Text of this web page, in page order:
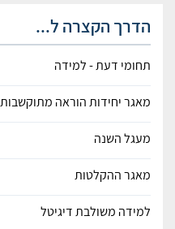
הדרך הקצרה ל...
תחומי דעת - למידה
מאגר יחידות הוראה מתוקשבות
מעגל השנה
מאגר ההקלטות
למידה משולבת דיגיטל